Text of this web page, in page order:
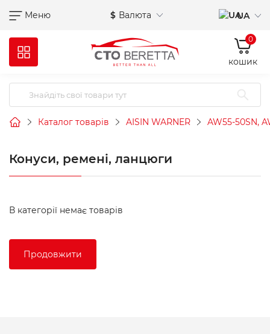
Меню $ Валюта UA
0
кошик
Каталог товарів AISIN WARNER AW55-50SN,
Конуси, ремені, ланцюги
В категорії немає товарів
Продовжити